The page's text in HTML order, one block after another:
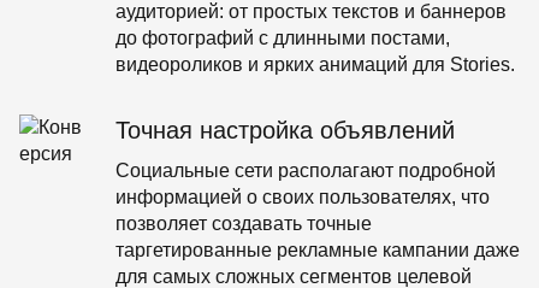
аудиторией: от простых текстов и баннеров
до фотографий с длинными постами,
видеороликов и ярких анимаций для Stories.
Точная настройка объявлений
Социальные сети располагают подробной
информацией о своих пользователях, что
позволяет создавать точные
таргетированные рекламные кампании даже
для самых сложных сегментов целевой